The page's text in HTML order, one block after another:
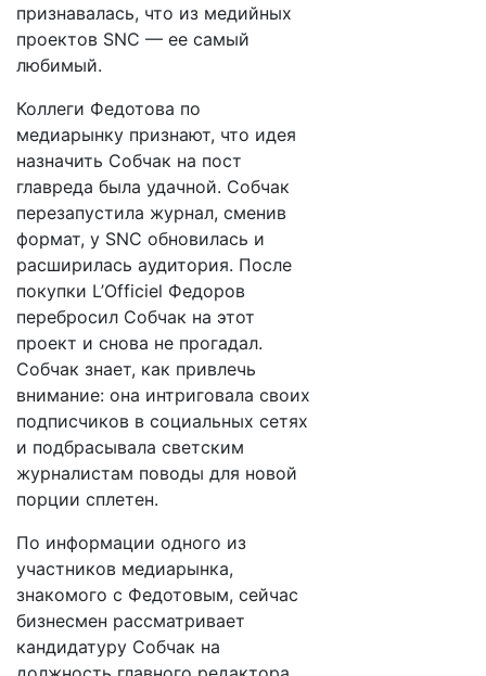
признавалась, что из медийных
проектов SNC — ее самый
любимый.
Коллеги Федотова по
медиарынку признают, что идея
назначить Собчак на пост
главреда была удачной. Собчак
перезапустила журнал, сменив
формат, у SNC обновилась и
расширилась аудитория. После
покупки L’Оfficiel Федоров
перебросил Собчак на этот
проект и снова не прогадал.
Собчак знает, как привлечь
внимание: она интриговала своих
подписчиков в социальных сетях
и подбрасывала светским
журналистам поводы для новой
порции сплетен.
По информации одного из
участников медиарынка,
знакомого с Федотовым, сейчас
бизнесмен рассматривает
кандидатуру Собчак на